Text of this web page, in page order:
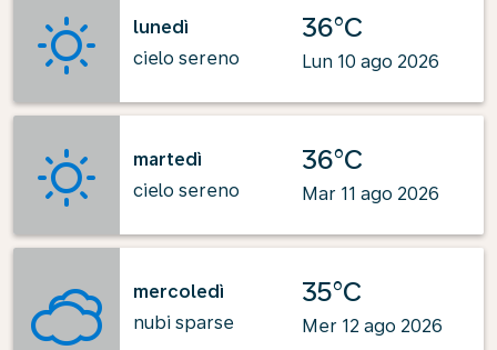
lunedì
cielo sereno
36°C
Lun 10 ago 2026
martedì
cielo sereno
36°C
Mar 11 ago 2026
mercoledì
nubi sparse
35°C
Mer 12 ago 2026